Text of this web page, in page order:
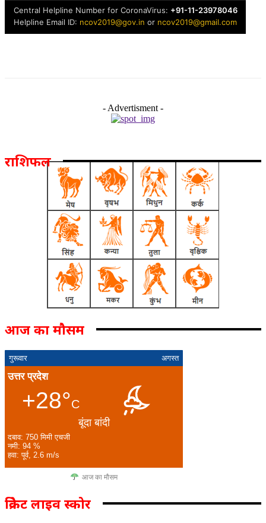
- Advertisment -
राशिफल
आज का मौसम
गुरूवार अगस्त
उत्तर प्रदेश
+28°C
बूंदा बांदी
दबाव: 750 मिमी एचजी
नमी: 94 %
हवा: पूर्व, 2.6 m/s
आज का मौसम
क्रिकेट लाइव स्कोर